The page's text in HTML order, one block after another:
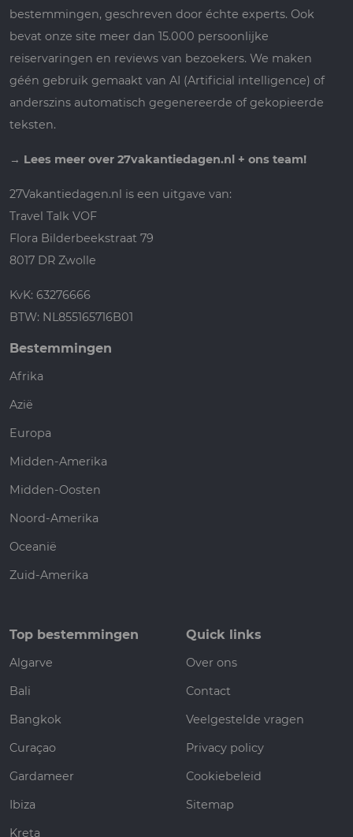
bestemmingen, geschreven door échte experts. Ook
bevat onze site meer dan 15.000 persoonlijke
reiservaringen en reviews van bezoekers. We maken
géén gebruik gemaakt van AI (Artificial intelligence) of
anderszins automatisch gegenereerde of gekopieerde
teksten.
→ Lees meer over 27vakantiedagen.nl + ons team!
27Vakantiedagen.nl is een uitgave van:
Travel Talk VOF
Flora Bilderbeekstraat 79
8017 DR Zwolle
KvK: 63276666
BTW: NL855165716B01
Bestemmingen
Afrika
Azië
Europa
Midden-Amerika
Midden-Oosten
Noord-Amerika
Oceanië
Zuid-Amerika
Top bestemmingen
Algarve
Bali
Bangkok
Curaçao
Gardameer
Ibiza
Kreta
Quick links
Over ons
Contact
Veelgestelde vragen
Privacy policy
Cookiebeleid
Sitemap